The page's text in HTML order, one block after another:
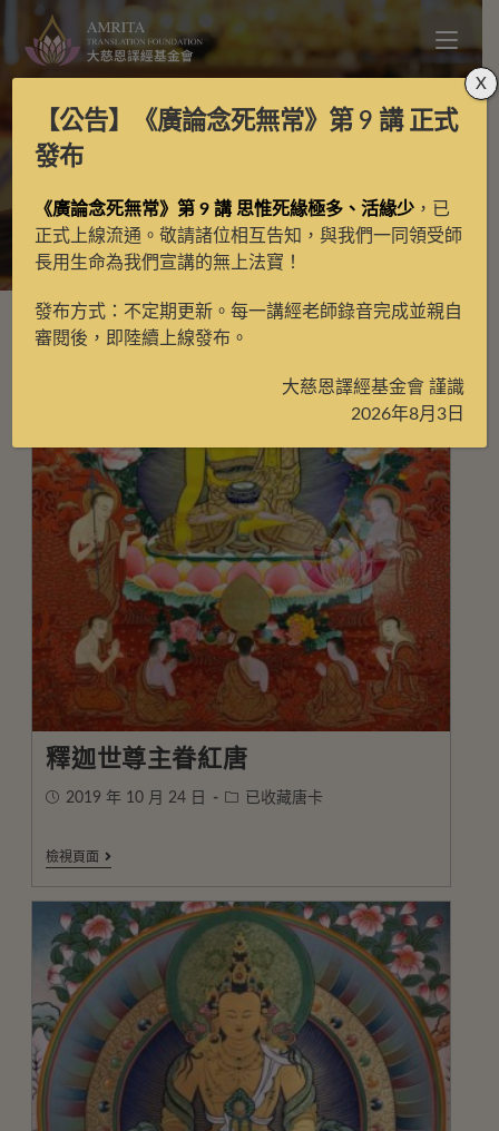
> 更藏 > 第4頁
釋迦世尊主眷紅唐
2019 年 10 月 24 日 已收藏唐卡
檢視頁面
【公告】 《廣論念死無常》第 9 講正式
發布
《廣論念死無常》第 9 講 思惟死緣極多、活緣少 ，已
正式上線流通。敬請諸位相互告知，與我們一同領受師
長用生命為我們宣講的無上法寶！
發布方式：不定期更新。每一講經老師錄音完成並親自
審閱後，即陸續上線發布。
大慈恩譯經基金會 謹識
2026年8月3日
X